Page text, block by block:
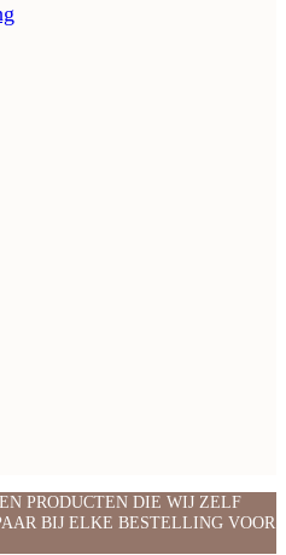
PRODUCTEN DIE WIJ ZELF
BIJ ELKE BESTELLING VOOR